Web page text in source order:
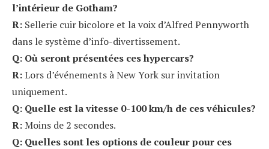
l’intérieur de Gotham?
R: Sellerie cuir bicolore et la voix d’Alfred Pennyworth
dans le système d’info-divertissement.
Q: Où seront présentées ces hypercars?
R:Lors d’événements à New York sur invitation
uniquement.
Q: Quelle est la vitesse 0-100 km/h de ces véhicules?
R:Moins de 2 secondes.
Q: Quelles sont les options de couleur pour ces